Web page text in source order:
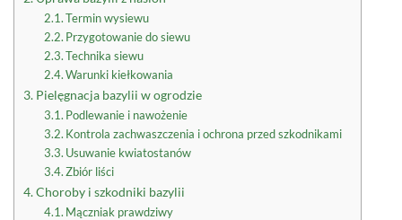
Termin wysiewu
Przygotowanie do siewu
Technika siewu
Warunki kiełkowania
Pielęgnacja bazylii w ogrodzie
Podlewanie i nawożenie
Kontrola zachwaszczenia i ochrona przed szkodnikami
Usuwanie kwiatostanów
Zbiór liści
Choroby i szkodniki bazylii
Mączniak prawdziwy